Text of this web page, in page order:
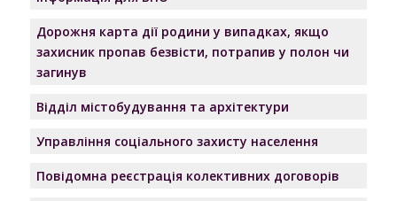
Дорожня карта дії родини у випадках, якщо
захисник пропав безвісти, потрапив у полон чи
загинув
Відділ містобудування та архітектури
Управління соціального захисту населення
Повідомна реєстрація колективних договорів